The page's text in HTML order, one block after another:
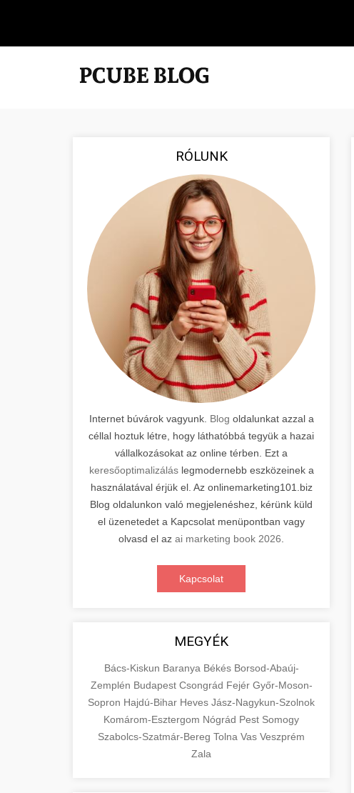
RÓLUNK
Internet búvárok vagyunk. Blog oldalunkat azzal a
céllal hoztuk létre, hogy láthatóbbá tegyük a hazai
vállalkozásokat az online térben. Ezt a
keresőoptimalizáláslegmodernebb eszközeinek a
használatával érjük el. Az onlinemarketing101.biz
Blog oldalunkon való megjelenéshez, kérünk küld
el üzenetedet a Kapcsolat menüpontban vagy
olvasd el az ai marketing book 2026
Kapcsolat
MEGYÉK
Bács-Kiskun Baranya Békés Borsod-Abaúj-
Zemplén Budapest Csongrád Fejér Győr-Moson-
Sopron Hajdú-Bihar Heves Jász-Nagykun-Szolnok
Komárom-Esztergom Nógrád Pest Somogy
Szabolcs-Szatmár-Bereg Tolna Vas Veszprém
Zala